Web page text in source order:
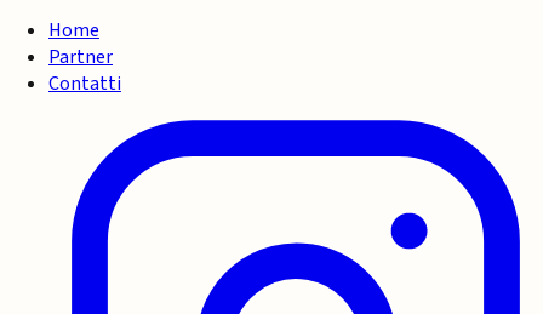
Home
Partner
Contatti